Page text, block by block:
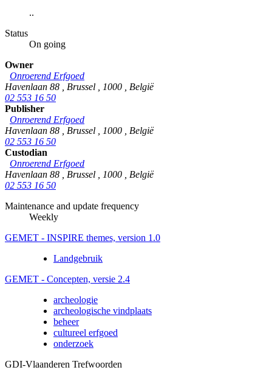
..
Status
On going
Owner
Onroerend Erfgoed
Havenlaan 88
Brussel 1000
België
02 553 16 50
Publisher
Onroerend Erfgoed
Havenlaan 88
Brussel 1000
België
02 553 16 50
Custodian
Onroerend Erfgoed
Havenlaan 88
Brussel 1000
België
02 553 16 50
Maintenance and update frequency
Weekly
GEMET - INSPIRE themes, version 1.0
Landgebruik
GEMET - Concepten, versie 2.4
archeologie
archeologische vindplaats
beheer
cultureel erfgoed
onderzoek
GDI-Vlaanderen Trefwoorden